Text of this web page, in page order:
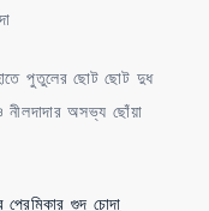
পুতুলের ছোট ছোট দুধ
অসভ্য ছোঁয়া
গুদ চোদা